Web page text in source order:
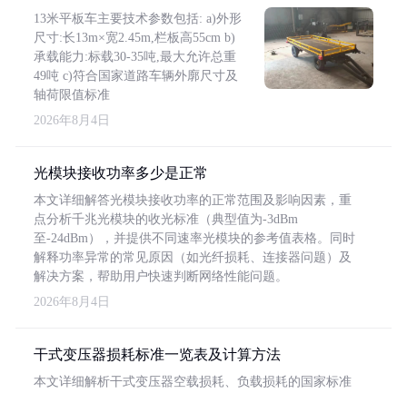
13米平板车主要技术参数包括: a)外形
尺寸:长13m×宽2.45m,栏板高55cm b)
承载能力:标载30-35吨,最大允许总重
49吨 c)符合国家道路车辆外廓尺寸及
轴荷限值标准
2026年8月4日
光模块接收功率多少是正常
本文详细解答光模块接收功率的正常范围及影响因素，重
点分析千兆光模块的收光标准（典型值为-3dBm
至-24dBm），并提供不同速率光模块的参考值表格。同时
解释功率异常的常见原因（如光纤损耗、连接器问题）及
解决方案，帮助用户快速判断网络性能问题。
2026年8月4日
干式变压器损耗标准一览表及计算方法
本文详细解析干式变压器空载损耗、负载损耗的国家标准